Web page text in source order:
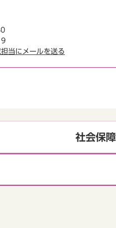
当にメールを送る
社会保